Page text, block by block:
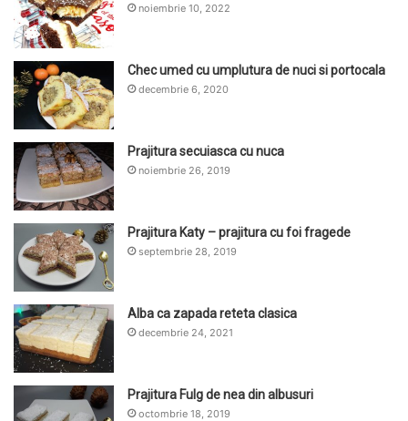
noiembrie 10, 2022
Chec umed cu umplutura de nuci si portocala
decembrie 6, 2020
Prajitura secuiasca cu nuca
noiembrie 26, 2019
Prajitura Katy – prajitura cu foi fragede
septembrie 28, 2019
Alba ca zapada reteta clasica
decembrie 24, 2021
Prajitura Fulg de nea din albusuri
octombrie 18, 2019